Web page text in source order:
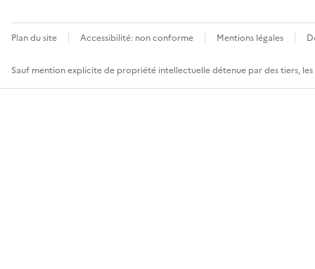
Plan du site Accessibilité: non conforme Mentions légales
Sauf mention explicite de propriété intellectuelle détenue par des tiers,